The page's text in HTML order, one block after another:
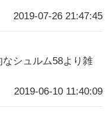
2019-07-26 21:47:45
シュルム58より雑
2019-06-10 11:40:09